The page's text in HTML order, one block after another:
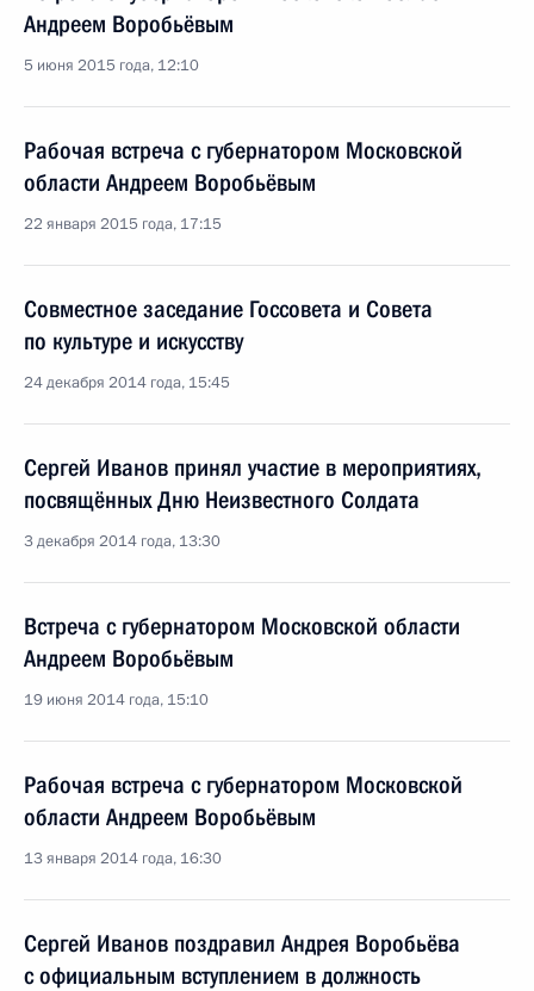
Андреем Воробьёвым
5 июня 2015 года, 12:10
Рабочая встреча с губернатором Московской
области Андреем Воробьёвым
22 января 2015 года, 17:15
Совместное заседание Госсовета и Совета
по культуре и искусству
24 декабря 2014 года, 15:45
Сергей Иванов принял участие в мероприятиях,
посвящённых Дню Неизвестного Солдата
3 декабря 2014 года, 13:30
Встреча с губернатором Московской области
Андреем Воробьёвым
19 июня 2014 года, 15:10
Рабочая встреча с губернатором Московской
области Андреем Воробьёвым
13 января 2014 года, 16:30
Сергей Иванов поздравил Андрея Воробьёва
с официальным вступлением в должность